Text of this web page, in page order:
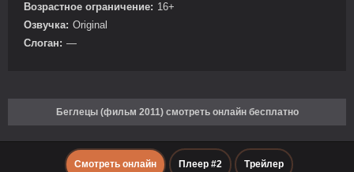
Возрастное ограничение: 16+
Озвучка: Original
Слоган: —
Беглецы (фильм 2011) смотреть онлайн бесплатно
Смотреть онлайн Плеер #2 Трейлер